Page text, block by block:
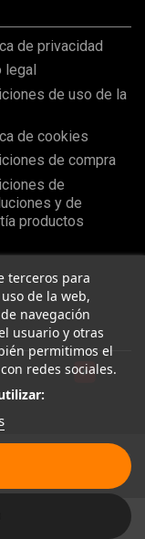
de privacidad
legal
de uso de la
de cookies
de compra
de
y de
productos
terceros para
de la web,
navegación
usuario y otras
permitimos el
redes sociales.
reservados